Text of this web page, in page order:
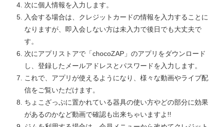
次に個人情報を入力します。
入会する場合は、クレジットカードの情報を入力することに
なりますが、即入会しない方は未入力で後日でも大丈夫で
す。
次にアプリストアで「chocoZAP」のアプリをダウンロード
し、登録したメールアドレスとパスワードを入力します。
これで、アプリが使えるようになり、様々な動画やライブ配
信をご覧いただけます。
ちょこざっぷに置かれている器具の使い方やどの部分に効果
があるのかなど動画で確認も出来ちゃいますよ!!